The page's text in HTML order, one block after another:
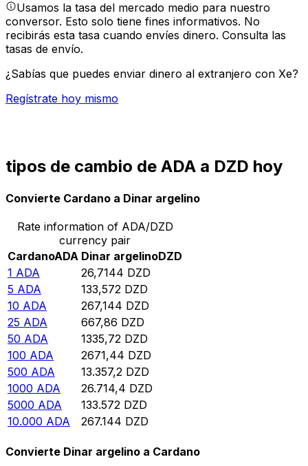
Usamos la tasa del mercado medio para nuestro
conversor. Esto solo tiene fines informativos. No
recibirás esta tasa cuando envíes dinero. Consulta las
tasas de envío.
¿Sabías que puedes enviar dinero al extranjero con Xe?
Regístrate hoy mismo
tipos de cambio de ADA a DZD hoy
Convierte Cardano a Dinar argelino
Rate information of ADA/DZD
currency pair
CardanoADA Dinar argelinoDZD
1 ADA 26,7144 DZD
5 ADA 133,572 DZD
10 ADA 267,144 DZD
25 ADA 667,86 DZD
50 ADA 1335,72 DZD
100 ADA 2671,44 DZD
500 ADA 13.357,2 DZD
1000 ADA 26.714,4 DZD
5000 ADA 133.572 DZD
10.000 ADA 267.144 DZD
Convierte Dinar argelino a Cardano